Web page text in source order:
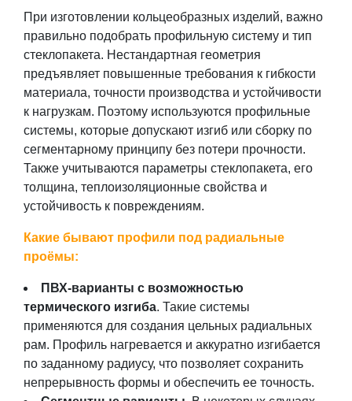
При изготовлении кольцеобразных изделий, важно
правильно подобрать профильную систему и тип
стеклопакета. Нестандартная геометрия
предъявляет повышенные требования к гибкости
материала, точности производства и устойчивости
к нагрузкам. Поэтому используются профильные
системы, которые допускают изгиб или сборку по
сегментарному принципу без потери прочности.
Также учитываются параметры стеклопакета, его
толщина, теплоизоляционные свойства и
устойчивость к повреждениям.
Какие бывают профили под радиальные
проёмы:
ПВХ-варианты с возможностью
термического изгиба. Такие системы
применяются для создания цельных радиальных
рам. Профиль нагревается и аккуратно изгибается
по заданному радиусу, что позволяет сохранить
непрерывность формы и обеспечить ее точность.